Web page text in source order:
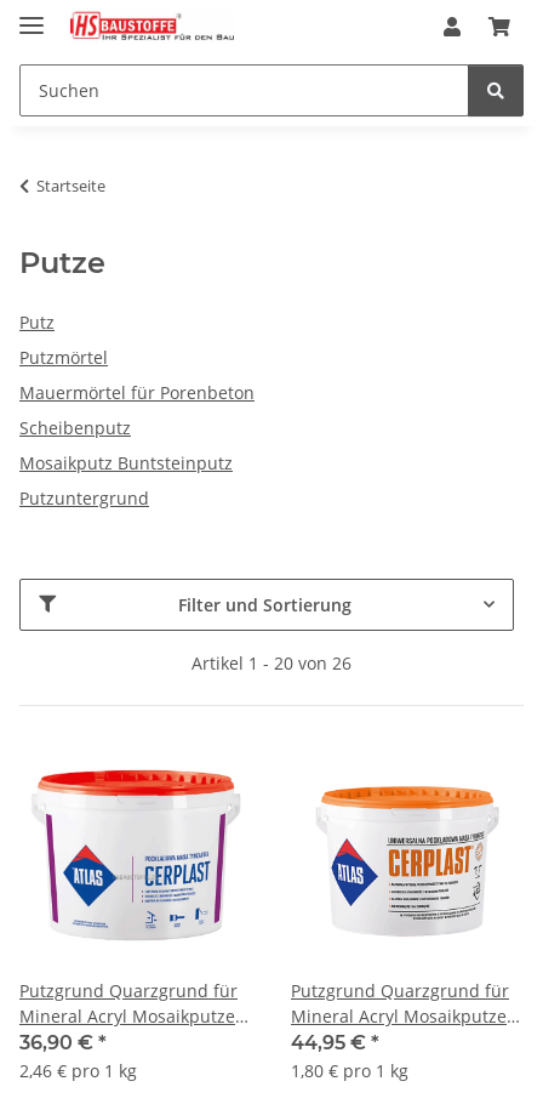
Startseite
Putze
Putz
Putzmörtel
Mauermörtel für Porenbeton
Scheibenputz
Mosaikputz Buntsteinputz
Putzuntergrund
Filter und Sortierung
Artikel 1 - 20 von 26
Putzgrund Quarzgrund für
Mineral Acryl Mosaikputze
ATLAS CERPLAST Weiß 15Kg
36,90 € *
2,46 € pro 1 kg
Putzgrund Quarzgrund für
Mineral Acryl Mosaikputze
ATLAS CERPLAST Weiß 25Kg
44,95 € *
1,80 € pro 1 kg